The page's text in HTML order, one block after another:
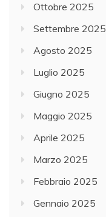
Ottobre 2025
Settembre 2025
Agosto 2025
Luglio 2025
Giugno 2025
Maggio 2025
Aprile 2025
Marzo 2025
Febbraio 2025
Gennaio 2025